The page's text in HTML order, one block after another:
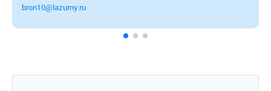
bron10@lazurny.ru